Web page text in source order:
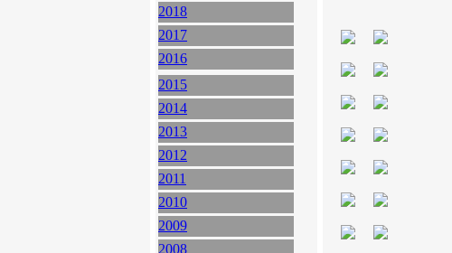
2018
2017
2016
2015
2014
2013
2012
2011
2010
2009
2008